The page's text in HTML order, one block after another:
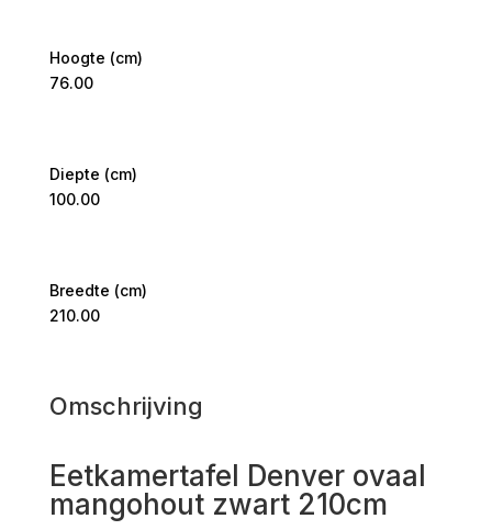
Hoogte (cm)
76.00
Diepte (cm)
100.00
Breedte (cm)
210.00
Omschrijving
Eetkamertafel Denver ovaal
mangohout zwart 210cm